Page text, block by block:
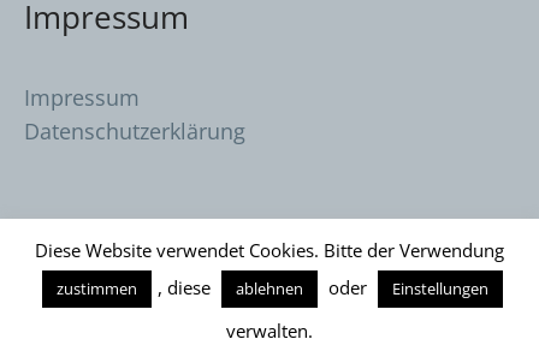
Impressum
Impressum
Datenschutzerklärung
Datenschutzerklärung/ Immanuel Kant
Diese Website verwendet Cookies. Bitte der Verwendung
zustimmen , diese ablehnen oder Einstellungen
verwalten.